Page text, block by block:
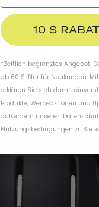
10 $
*Zeitlich begrenztes Angebot.
ab 60 $. Nur für Neukunden.
erklären Sie sich damit
Produkte, Werbeaktionen und
außerdem unseren
Nutzungsbedingungen zu.Sie